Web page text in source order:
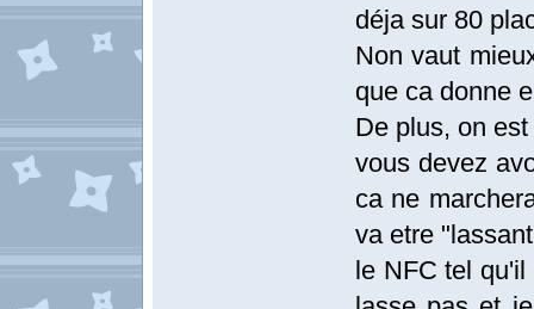
déja sur 80
Non vaut
que ca donne
De plus, on
vous devez
ca ne
va etre
le NFC tel qu'il